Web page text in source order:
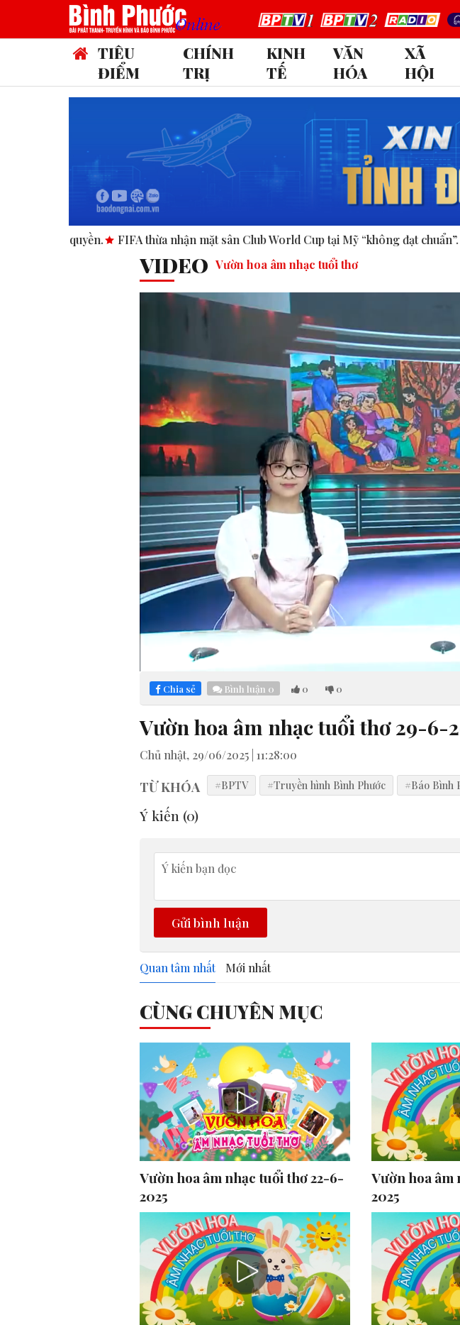
TIÊU
ĐIỂM
CHÍNH
TRỊ
KINH
TẾ
VĂN
HÓA
XÃ
HỘI
thừa nhận mặt sân Club World Cup tại Mỹ “không đạt chuẩn”. Danh sách Ban Chấp
VIDEO Vườn hoa âm nhạc tuổi thơ
Mute
Chia sẻ Bình luận 0 0 0
Vườn hoa âm nhạc tuổi thơ 29-6-
Chủ nhật, 29/06/2025 | 11:28:00
TỪ KHÓA #BPTV #Truyền hình Bình Phước #Báo Bình
Ý kiến (0)
Gửi bình luận
Quan tâm nhất Mới nhất
CÙNG CHUYÊN MỤC
Vườn hoa âm nhạc tuổi thơ 22-6-
2025
Vườn hoa âm
2025